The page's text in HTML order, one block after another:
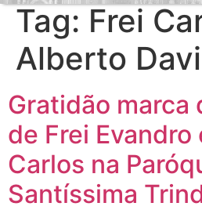
Tag: Frei
Alberto
Gratidão marca
de Frei Evandro
Carlos na
Santíssima